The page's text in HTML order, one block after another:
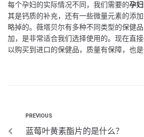
每个孕妇的实际情况不同，我们需要的孕
其是钙质的补充，还有一些微量元素的添
略掉的。薇塔贝尔有多种不同类型的保健
加，是非常适合我们选择使用的。现在直
以购买到进口的保健品，质量有保障，也是
PREVIOUS
蓝莓叶黄素酯片的是什么？